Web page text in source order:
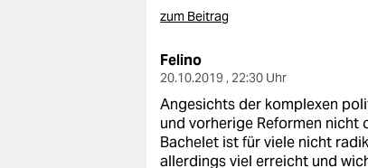
zum Beitrag
Felino
20.10.2019 , 22:30 Uhr
Angesichts der komplexen
und vorherige Reformen nicht
Bachelet ist für viele nicht
allerdings viel erreicht und